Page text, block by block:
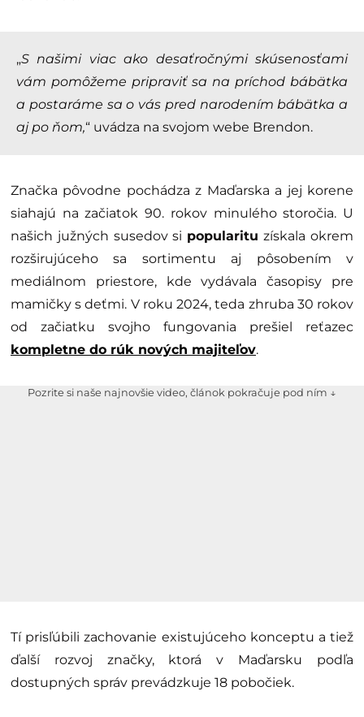
„S našimi viac ako desaťročnými skúsenosťami
vám pomôžeme pripraviť sa na príchod bábätka
a postaráme sa o vás pred narodením bábätka a
aj po ňom,“ uvádza na svojom webe Brendon.
Značka pôvodne pochádza z Maďarska a jej korene
siahajú na začiatok 90. rokov minulého storočia. U
našich južných susedov si popularitu získala okrem
rozširujúceho sa sortimentu aj pôsobením v
mediálnom priestore, kde vydávala časopisy pre
mamičky s deťmi. V roku 2024, teda zhruba 30 rokov
od začiatku svojho fungovania prešiel reťazec
kompletne do rúk nových majiteľov.
Pozrite si naše najnovšie video, článok pokračuje pod ním ↓
Tí prisľúbili zachovanie existujúceho konceptu a tiež
ďalší rozvoj značky, ktorá v Maďarsku podľa
dostupných správ prevádzkuje 18 pobočiek.